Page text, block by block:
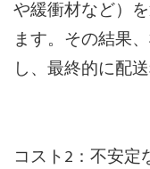
や緩衝材など）
ます。その結果
し、最終的に配
コスト2：不安定